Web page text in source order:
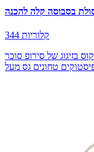
בסבוסה קלה להכנה
344 קלוריות
בזיגוג של סירופ סוכר
טחונים גס מעל